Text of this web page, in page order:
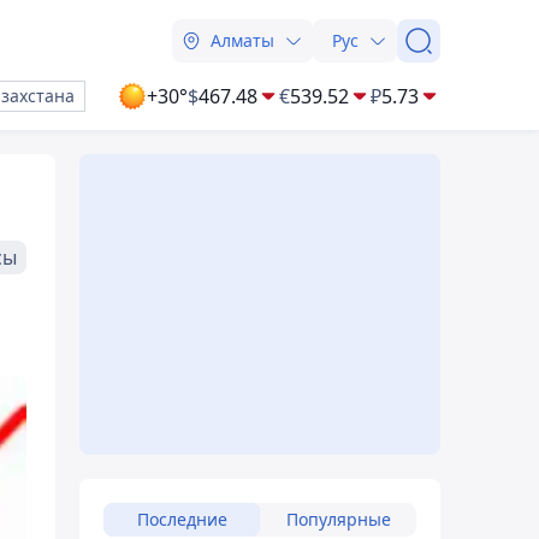
Алматы Рус
+30°$467.48 €539.52 ₽5.73
Последние Популярные